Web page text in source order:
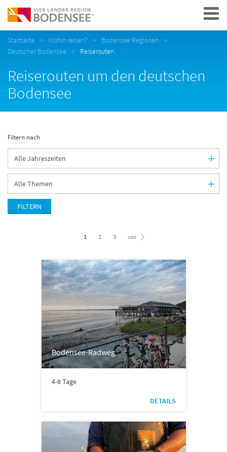
Navigation
Startseite Wohin reisen?
Bodensee Regionen
Deutscher Bodensee
Reiserouten
Reiserouten um den deutschen
Bodensee
Filtern nach
FILTERN
1 2 3 vor
Bodensee-Radweg
4-8 Tage
DETAILS